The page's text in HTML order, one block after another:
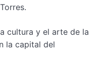
cultura y el arte de la
la capital del